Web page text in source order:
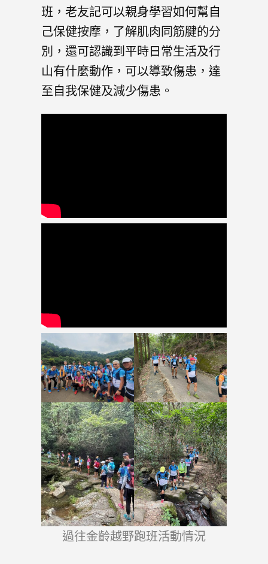
班，老友記可以親身學習如何幫自
己保健按摩，了解肌肉同筋腱的分
別，還可認識到平時日常生活及行
山有什麼動作，可以導致傷患，達
至自我保健及減少傷患。
過往金齡越野跑班活動情況